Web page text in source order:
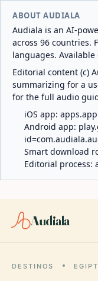
ABOUT AUDIALA
Audiala is an AI-
across 96 countries.
languages.
Editorial content (c)
summarizing for a
for the full audio
iOS app:
Android app:
Smart download
Editorial process:
Audiala
DESTINOS